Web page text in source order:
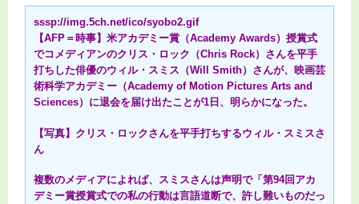
sssp://img.5ch.net/ico/syobo2.gif
【AFP＝時事】米アカデミー賞（Academy Awards）授賞式
でコメディアンのクリス・ロック（Chris Rock）さんを平手
打ちした俳優のウィル・スミス（Will Smith）さんが、映画芸
術科学アカデミー（Academy of Motion Pictures Arts and
Sciences）に退会を届け出たことが1日、明らかになった。
【写真】クリス・ロックさんを平手打ちするウィル・スミスさ
ん
複数のメディアによれば、スミスさんは声明で「第94回アカ
デミー賞授賞式での私の行動は言語道断で、許し難いものだっ